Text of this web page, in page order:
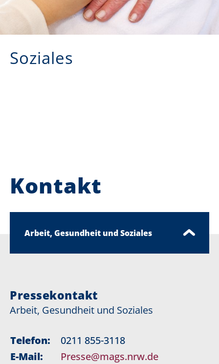
Soziales
Kontakt
Arbeit, Gesundheit und Soziales
Pressekontakt
Arbeit, Gesundheit und Soziales
Telefon:
0211 855-3118
E-Mail:
Presse@mags.nrw.de